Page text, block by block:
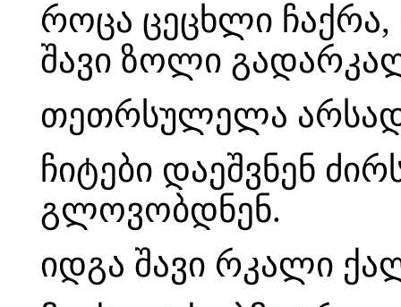
როცა ცეცხლი ჩაქრა,
შავი ზოლი
თეთრსულელა არსად
ჩიტები დაეშვნენ
გლოვობდნენ.
იდგა შავი რკალი